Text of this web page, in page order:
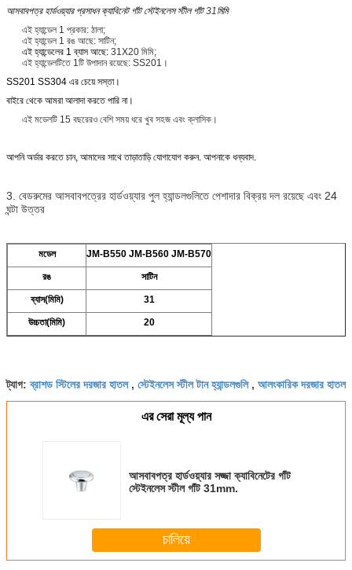
আসবাবপত্র হার্ডওয়্যার প্রসাধন ক্যাবিনেট গাঁট স্টেইনলেস স্টীল গাঁট31মিমি
এই হ্যান্ডেল 1 প্রকার: ঠালা;
এই হ্যান্ডেল 1 রঙ আছে: সাটিন;
এই হ্যান্ডেলের 1 ব্যাস আছে: 31X20 মিমি;
এই হ্যান্ডেলটিতে 1টি উপাদান রয়েছে: SS201।
SS201 SS304 এর চেয়ে সস্তা।
বাইরে থেকে আমরা আলাদা করতে পারি না।
এই মডেলটি 15 বছরেরও বেশি সময় ধরে খুব সহজ এবং ক্লাসিক।
আপনি অর্ডার করতে চান, আমাদের সাথে তাড়াতাড়ি যোগাযোগ করুন. আপনাকে ধন্যবাদ.
3. বেডরুমের আসবাবপত্রের হার্ডওয়্যার পুল হ্যান্ডলগুলিতে পেশাদার বিক্রয় দল রয়েছে এবং 24
ঘন্টা উত্তর
মডেল JM-B550 JM-B560 JM-B570
রঙ সাটিন
ব্যাস(মিমি) 31
উচ্চতা(মিমি) 20
ট্যাগ:ব্রাশড স্টিলের দরজার হাতল, স্টেইনলেস স্টীল টান হ্যান্ডলগুলি, আলংকারিক দরজার হাতল
এর সেরা মূল্য পান
আসবাবপত্র হার্ডওয়্যার সজ্জা ক্যাবিনেটের গাঁট
স্টেইনলেস স্টীল গাঁট 31mm.
চালিয়ে